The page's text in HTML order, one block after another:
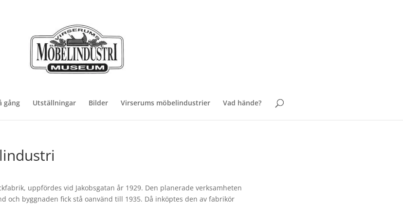
gång Utställningar Bilder Virserums möbelindustrier Vad hände?
uppfördes vid Jakobsgatan år 1929. Den planerade verksamheten
och byggnaden fick stå oanvänd till 1935. Då inköptes den av fabrikör